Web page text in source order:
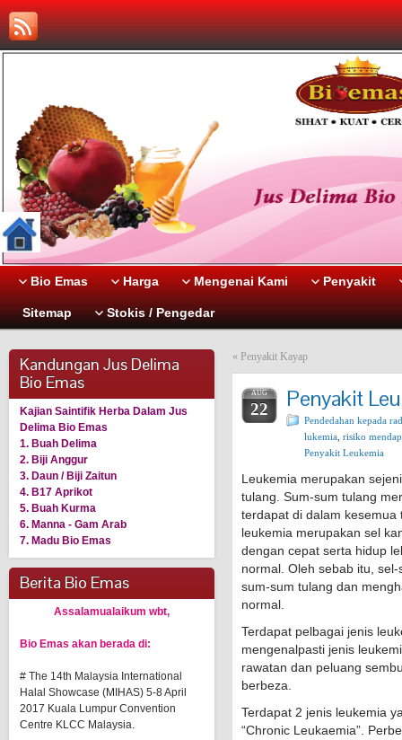
Bio Emas Harga Mengenai Kami Penyakit
Sitemap Stokis / Pengedar
Kandungan Jus Delima
Bio Emas
Kajian Saintifik Herba Dalam Jus
Delima Bio Emas
1. Buah Delima
2. Biji Anggur
3. Daun / Biji Zaitun
4. B17 Aprikot
5. Buah Kurma
6. Manna - Gam Arab
7. Madu Bio Emas
Berita Bio Emas
Assalamualaikum wbt,
Bio Emas akan berada di:
# The 14th Malaysia International
Halal Showcase (MIHAS) 5-8 April
2017 Kuala Lumpur Convention
Centre KLCC Malaysia.
« Penyakit Kayap
AUG
22 Penyakit
Pendedahan kepada
lukemia risiko
Penyakit Leukemia
Leukemia merupakan
tulang. Sum-sum tulang
terdapat di dalam
leukemia merupakan sel
dengan cepat serta hidup
normal. Oleh sebab itu,
sum-sum tulang dan
normal.
Terdapat pelbagai jenis
mengenalpasti jenis
rawatan dan peluang
berbeza.
Terdapat 2 jenis leukemia
“Chronic Leukaemia”.